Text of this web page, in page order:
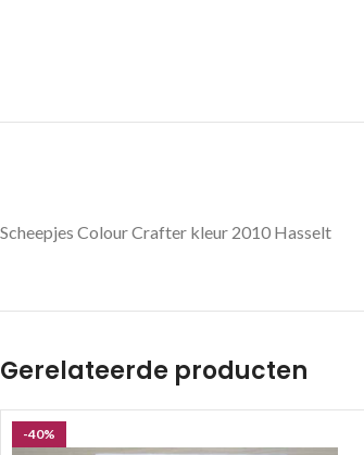
Scheepjes Colour Crafter kleur 2010 Hasselt
Gerelateerde producten
-40%